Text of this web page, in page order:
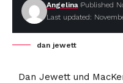
Last updated:
Angelina Published
dan jewett
Dan Jewett und